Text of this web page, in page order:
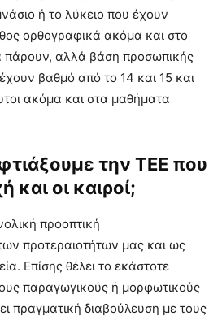
ή το λύκειο που έχουν
ορθογραφικά ακόμα και στο
πάρουν, αλλά βάση προσωπικής
έχουν βαθμό από το 14 και 15 και
ακόμα και στα μαθήματα
την ΤΕΕ που
και οι καιροί;
προοπτική
προτεραιοτήτων μας και ως
Επίσης θέλει το εκάστοτε
παραγωγικούς ή μορφωτικούς
πραγματική διαβούλευση με τους